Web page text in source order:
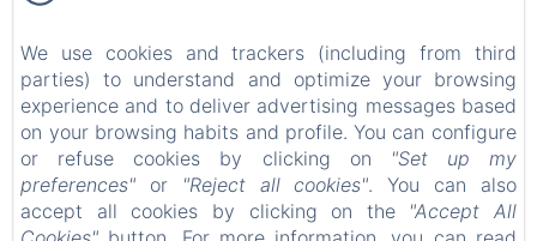
Plan du site
Blog
Legal notice
We use cookies and trackers (including from third
parties) to understand and optimize your browsing
experience and to deliver advertising messages based
on your browsing habits and profile. You can configure
or refuse cookies by clicking on
"Set up my
preferences" or "Reject all cookies". You can also
accept all cookies by clicking on the "Accept All